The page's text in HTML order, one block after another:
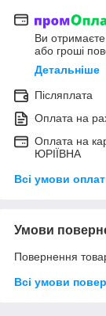
Ви
або гроші
Детальніше
Післяплата
Оплата на
Оплата на
ЮРІЇВНА
Всі умови
Умови
Повернення
Всі умови